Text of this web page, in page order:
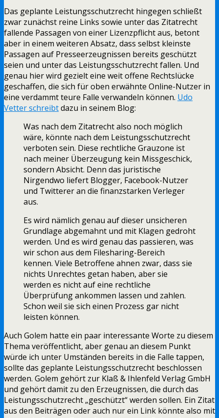
Das geplante Leistungsschutzrecht hingegen schließt
zwar zunächst reine Links sowie unter das Zitatrecht
fallende Passagen von einer Lizenzpflicht aus, betont
aber in einem weiteren Absatz, dass selbst kleinste
Passagen auf Presseerzeugnissen bereits geschützt
seien und unter das Leistungsschutzrecht fallen. Und
genau hier wird gezielt eine weit offene Rechtslücke
geschaffen, die sich für oben erwähnte Online-Nutzer in
eine verdammt teure Falle verwandeln können. Udo
Vetter schreibtdazu in seinem Blog:
Was nach dem Zitatrecht also noch möglich
wäre, könnte nach dem Leistungsschutzrecht
verboten sein. Diese rechtliche Grauzone ist
nach meiner Überzeugung kein Missgeschick,
sondern Absicht. Denn das juristische
Nirgendwo liefert Blogger, Facebook-Nutzer
und Twitterer an die finanzstarken Verleger
aus.
Es wird nämlich genau auf dieser unsicheren
Grundlage abgemahnt und mit Klagen gedroht
werden. Und es wird genau das passieren, was
wir schon aus dem Filesharing-Bereich
kennen. Viele Betroffene ahnen zwar, dass sie
nichts Unrechtes getan haben, aber sie
werden es nicht auf eine rechtliche
Überprüfung ankommen lassen und zahlen.
Schon weil sie sich einen Prozess gar nicht
leisten können.
Auch Golem hatte ein paar interessante Worte zu diesem
Thema veröffentlicht, aber genau an diesem Punkt
würde ich unter Umständen bereits in die Falle tappen,
sollte das geplante Leistungsschutzrecht beschlossen
werden. Golem gehört zur Klaß & Ihlenfeld Verlag GmbH
und gehört damit zu den Erzeugnissen, die durch das
Leistungsschutzrecht „geschützt“ werden sollen. Ein Zitat
aus den Beiträgen oder auch nur ein Link könnte also mit